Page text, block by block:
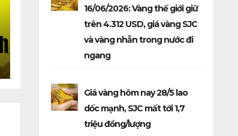
16/06/2026: Vàng thế giới giữ
trên 4.312 USD, giá vàng SJC
và vàng nhẫn trong nước đi
ngang
Giá vàng hôm nay 28/5 lao
dốc mạnh, SJC mất tới 1,7
triệu đồng/lượng